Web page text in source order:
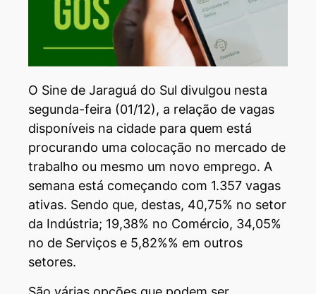
O Sine de Jaraguá do Sul divulgou nesta
segunda-feira (01/12), a relação de vagas
disponíveis na cidade para quem está
procurando uma colocação no mercado de
trabalho ou mesmo um novo emprego. A
semana está começando com 1.357 vagas
ativas. Sendo que, destas, 40,75% no setor
da Indústria; 19,38% no Comércio, 34,05%
no de Serviços e 5,82%% em outros
setores.